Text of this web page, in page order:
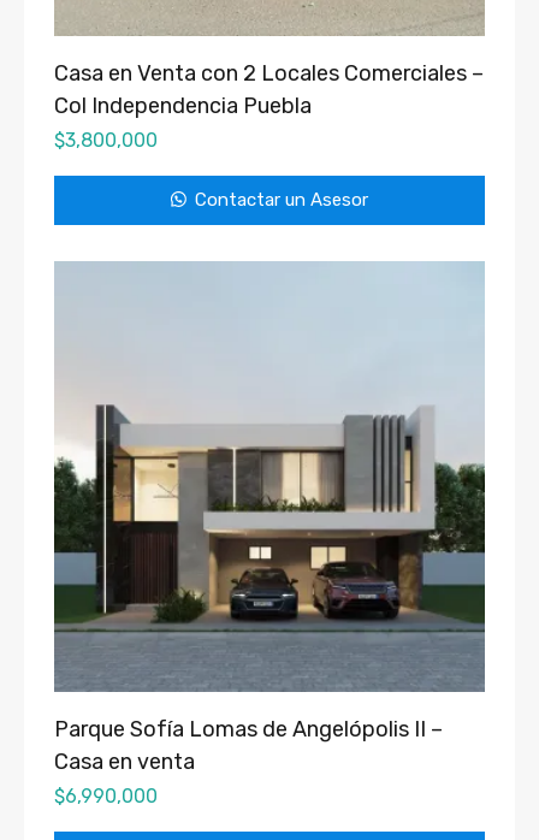
Casa en Venta con 2 Locales Comerciales –
Col Independencia Puebla
$3,800,000
Contactar un Asesor
Parque Sofía Lomas de Angelópolis II –
Casa en venta
$6,990,000